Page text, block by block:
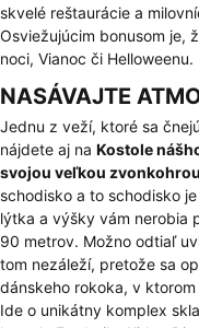
skvelé reštaurácie a
Osviežujúcim bonusom je,
noci, Vianoc či Helloweenu.
NASÁVAJTE
Jednu z veží, ktoré sa
nájdete aj na Kostole
svojou veľkou
schodisko a to schodisko
lýtka a výšky vám nerobia
90 metrov. Možno odtiaľ
tom nezáleží, pretože sa
dánskeho rokoka, v
Ide o unikátny komplex